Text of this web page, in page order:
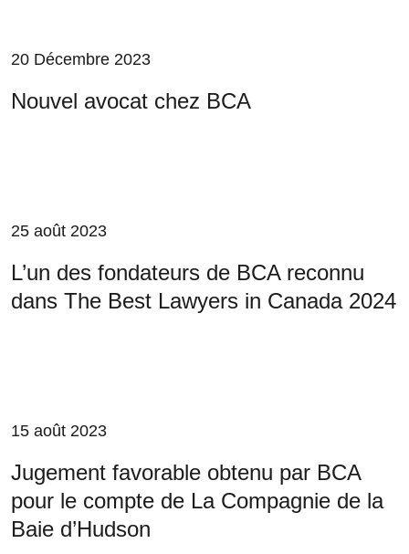
20 Décembre 2023
Nouvel avocat chez BCA
25 août 2023
L’un des fondateurs de BCA reconnu
dans The Best Lawyers in Canada 2024
15 août 2023
Jugement favorable obtenu par BCA
pour le compte de La Compagnie de la
Baie d’Hudson